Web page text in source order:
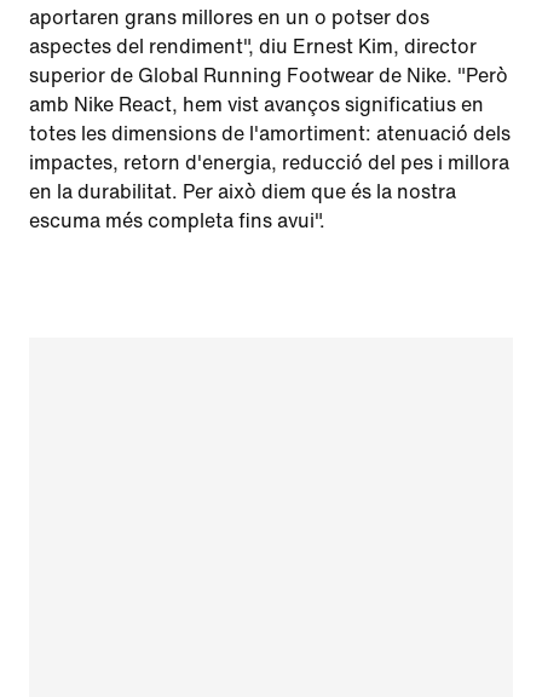
aportaren grans millores en un o potser dos
aspectes del rendiment", diu Ernest Kim, director
superior de Global Running Footwear de Nike. "Però
amb Nike React, hem vist avanços significatius en
totes les dimensions de l'amortiment: atenuació dels
impactes, retorn d'energia, reducció del pes i millora
en la durabilitat. Per això diem que és la nostra
escuma més completa fins avui".